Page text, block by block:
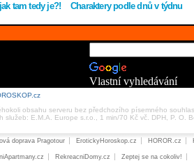
tam tedy je?! Charaktery podle dnů v týdnu
Vlastní vyhledávání
obsahu serveru bez předchozího písemného
služeb: E.M.A. Europe s.r.o., 1 min/70 Kč vč. DPH, P. O.
doprava Pragotour ErotickyHoroskop.cz HOROR.cz
RekreacniDomy.cz Zeptej se na cokoliv!